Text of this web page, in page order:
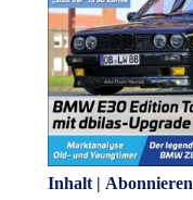
Inhalt | Abonnieren